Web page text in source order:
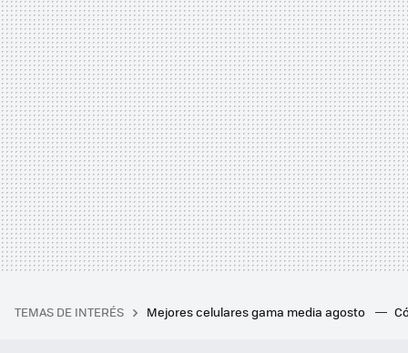
TEMAS DE INTERÉS Mejores celulares gama media agosto